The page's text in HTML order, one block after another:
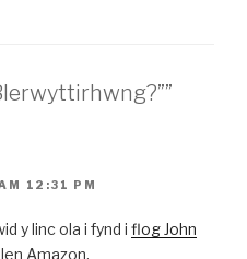
12:31 PM
y linc ola i fynd i flog John
Amazon.